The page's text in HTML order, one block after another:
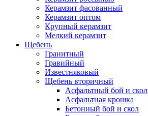
Керамзит фасованный
Керамзит оптом
Крупный керамзит
Мелкий керамзит
Щебень
Гранитный
Гравийный
Известняковый
Щебень вторичный
Асфальтный бой и скол
Асфальтная крошка
Бетонный бой и скол